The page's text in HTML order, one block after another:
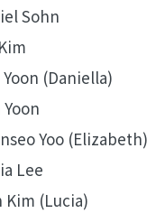
Sohn
Yoon (Daniella)
Yoo (Elizabeth)
Lee
Kim (Lucia)